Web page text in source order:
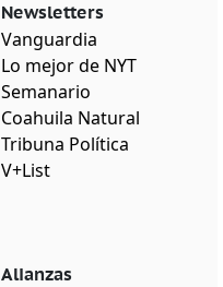
Newsletters
Vanguardia
Lo mejor de NYT
Semanario
Coahuila Natural
Tribuna Política
V+List
Alianzas